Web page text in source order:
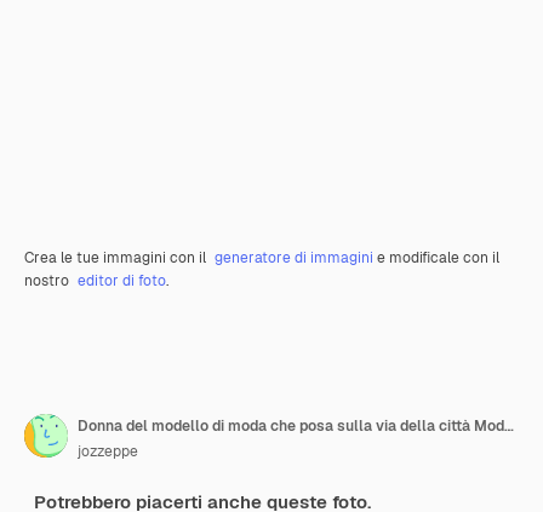
Crea le tue immagini con il generatore di immagini e modificale con il
nostro editor di foto.
Donna del modello di moda che posa sulla via della città Modello femminile alla moda in giacca di pelle nera
jozzeppe
Potrebbero piacerti anche queste foto.